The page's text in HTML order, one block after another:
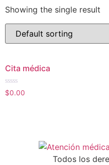
Showing the single result
Cita médica
Rated
0
$0.00
Todos los